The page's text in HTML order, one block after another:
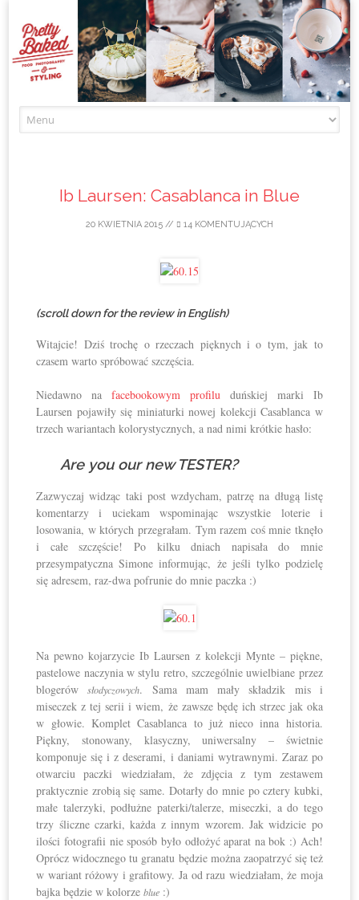
Ib Laursen: Casablanca in Blue
20 KWIETNIA 2015 // 14 KOMENTUJĄCYCH
(scroll down for the review in English)
Witajcie! Dziś trochę o rzeczach pięknych i o tym, jak to
czasem warto spróbować szczęścia.
Niedawno nafacebookowym profilu duńskiej marki Ib
Laursen pojawiły się miniaturki nowej kolekcji Casablanca w
trzech wariantach kolorystycznych, a nad nimi krótkie hasło:
Are you our new TESTER?
Zazwyczaj widząc taki post wzdycham, patrzę na długą listę
komentarzy i uciekam wspominając wszystkie loterie i
losowania, w których przegrałam. Tym razem coś mnie tknęło
i całe szczęście! Po kilku dniach napisała do mnie
przesympatyczna Simone informując, że jeśli tylko podzielę
się adresem, raz-dwa pofrunie do mnie paczka :)
Na pewno kojarzycie Ib Laursen z kolekcji Mynte – piękne,
pastelowe naczynia w stylu retro, szczególnie uwielbiane przez
blogerówsłodyczowych. Sama mam mały składzik mis i
miseczek z tej serii i wiem, że zawsze będę ich strzec jak oka
w głowie. Komplet Casablanca to już nieco inna historia.
Piękny, stonowany, klasyczny, uniwersalny – świetnie
komponuje się i z deserami, i daniami wytrawnymi. Zaraz po
otwarciu paczki wiedziałam, że zdjęcia z tym zestawem
praktycznie zrobią się same. Dotarły do mnie po cztery kubki,
małe talerzyki, podłużne paterki/talerze, miseczki, a do tego
trzy śliczne czarki, każda z innym wzorem. Jak widzicie po
ilości fotografii nie sposób było odłożyć aparat na bok :) Ach!
Oprócz widocznego tu granatu będzie można zaopatrzyć się też
w wariant różowy i grafitowy. Ja od razu wiedziałam, że moja
bajka będzie w kolorzeblue :)